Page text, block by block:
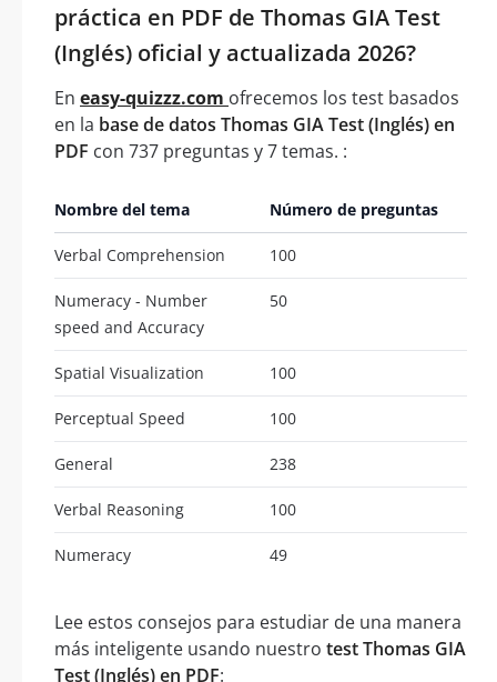
práctica en PDF de Thomas GIA Test
(Inglés) oficial y actualizada 2026?
En easy-quizzz.com ofrecemos los test basados
en la base de datos Thomas GIA Test (Inglés) en
PDF con 737 preguntas y 7 temas. :
Nombre del tema Número de preguntas
Verbal Comprehension 100
Numeracy - Number
speed and Accuracy
50
Spatial Visualization 100
Perceptual Speed 100
General 238
Verbal Reasoning 100
Numeracy 49
Lee estos consejos para estudiar de una manera
más inteligente usando nuestro test Thomas GIA
Test (Inglés) en PDF: